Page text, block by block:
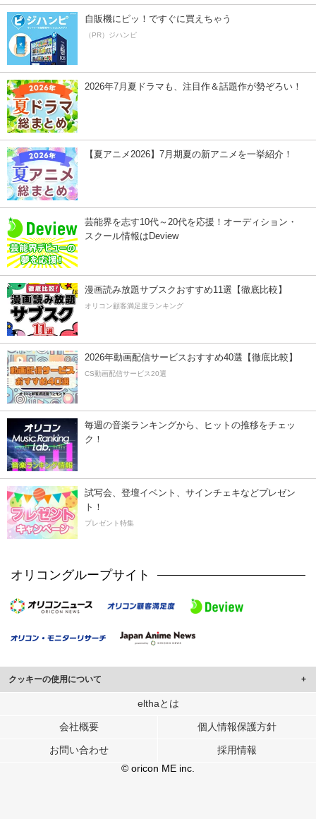
自販機にピッ！ですぐに買えちゃう
（PR）ジハンピ
2026年7月夏ドラマも、注目作＆話題作が勢ぞろい！
【夏アニメ2026】7月期夏の新アニメを一挙紹介！
芸能界を志す10代～20代を応援！オーディション・
スクール情報はDeview
漫画読み放題サブスクおすすめ11選【徹底比較】
オリコン顧客満足度ランキング
2026年動画配信サービスおすすめ40選【徹底比較】
CS動画配信サービス20選
毎週の音楽ランキングから、ヒットの推移をチェッ
ク！
試写会、登壇イベント、サインチェキなどプレゼン
ト！
プレゼント特集
オリコングループサイト
クッキーの使用について
このサイトでは Cookie を使用して、ユーザーに合わせたコンテンツや広告の
行っています。
メディアや広告配信、データ解析の各パートナーに提供しています。
各パートナーは、この情報とユーザーが各パートナーに提供した他の情報や、
ユーザーが各パートナーのサービスを使用したときに収集した他の情報を組み
elthaとは
会社概要 個人情報保護方針
お問い合わせ
採用情報
© oricon ME inc.